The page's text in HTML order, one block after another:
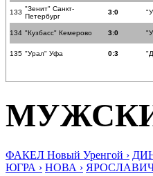
133 "Зенит" Санкт-
Петербург
3:0
134 "Кузбасс" Кемерово 3:0
135 "Урал" Уфа 0:3
ФАКЕЛ Новый Уренгой ›
ЮГРА › НОВА › ЯРОСЛАВИЧ